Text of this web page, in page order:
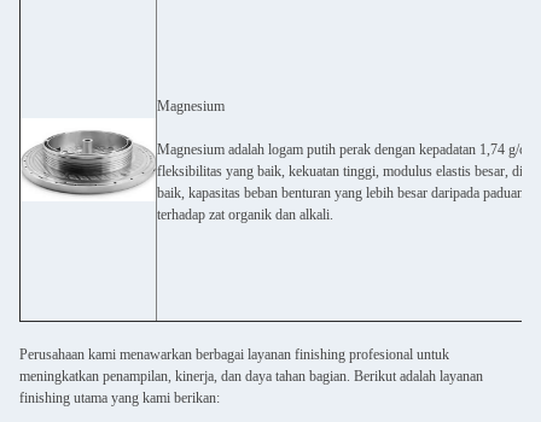
Magnesium
Magnesium adalah logam putih perak dengan kepadatan 1,74 g/
fleksibilitas yang baik, kekuatan tinggi, modulus elastis besar,
baik, kapasitas beban benturan yang lebih besar daripada paduan
terhadap zat organik dan alkali.
Perusahaan kami menawarkan berbagai layanan finishing profesional untuk
meningkatkan penampilan, kinerja, dan daya tahan bagian. Berikut adalah layanan
finishing utama yang kami berikan: